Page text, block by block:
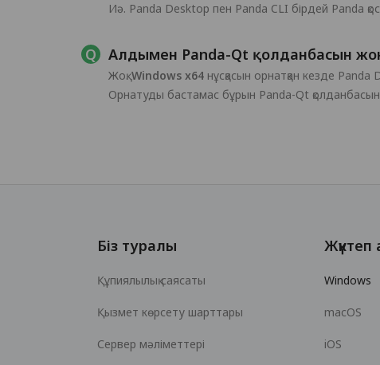
Иә. Panda Desktop пен Panda CLI бірдей Panda
Алдымен Panda-Qt қолданбасын
Жоқ.Windows x64 нұсқасын орнатқан кезде
Орнатуды бастамас бұрын Panda-Qt
Біз туралы
Құпиялылық саясаты
Қызмет көрсету шарттары
Сервер мәліметтері
Жүктеп
Windows
macOS
iOS